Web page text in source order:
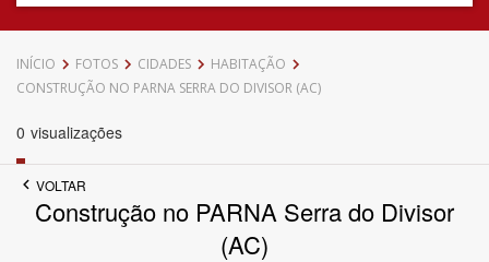
Data do Documento
Até
INÍCIO FOTOS CIDADES
HABITAÇÃO
CONSTRUÇÃO NO PARNA SERRA DO DIVISOR (AC)
0 visualizações
VOLTAR
Construção no PARNA Serra do Divisor
(AC)